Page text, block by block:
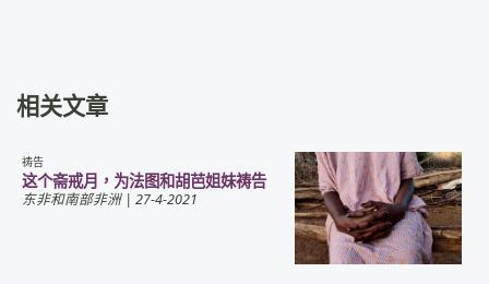
相关文章
祷告
这个斋戒月，为法图和胡芭姐妹祷告
东非和南部非洲| 27-4-2021